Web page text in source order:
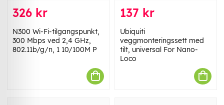
326 kr
N300 Wi-Fi-tilgangspunkt,
300 Mbps ved 2,4 GHz,
802.11b/g/n, 1 10/100M P
137 kr
Ubiquiti
veggmonteringssett med
tilt, universal For Nano-
Loco